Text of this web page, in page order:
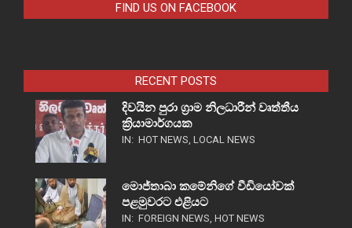
FIND US ON FACEBOOK
RECENT POSTS
දිවයින පුරා ග්‍රාම නිලධාරීන් වෘත්තීය
ක්‍රියාමාර්ගයක
IN: HOT NEWS, LOCAL NEWS
මොජ්තාබා කමේනිගේ වීඩියෝවක්
පළමුවරට එළියට
IN: FOREIGN NEWS, HOT NEWS